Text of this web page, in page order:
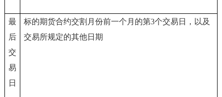
最
后
交
易
日
标的期货合约交割月份前一个月的第3个交易日，以及
交易所规定的其他日期